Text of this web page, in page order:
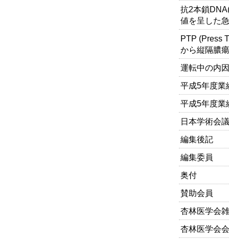
抗2本鎖
値を呈した
PTP (Press
から縦隔膿
運転中の内
平成5年度業
平成5年度業
日本学術会
編集後記
編集委員
奥付
賛助会員
杏林医学会
杏林医学会